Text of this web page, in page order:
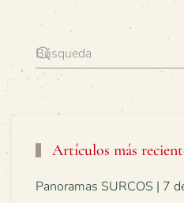
Artículos más
Panoramas SURCOS | 7